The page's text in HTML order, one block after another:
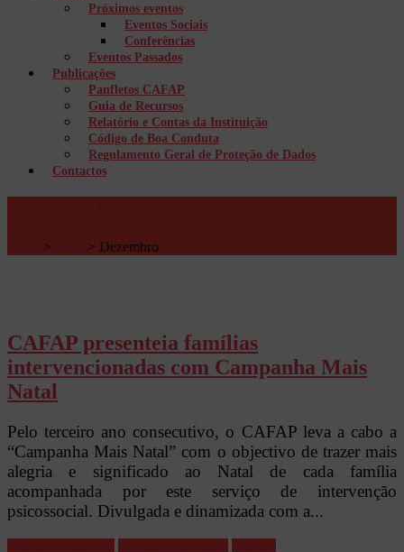
Próximos eventos
Eventos Sociais
Conferências
Eventos Passados
Publicações
Panfletos CAFAP
Guia de Recursos
Relatório e Contas da Instituição
Código de Boa Conduta
Regulamento Geral de Proteção de Dados
Contactos
> > Dezembro
CAFAP presenteia famílias
intervencionadas com Campanha Mais
Natal
Pelo terceiro ano consecutivo, o CAFAP leva a cabo a
“Campanha Mais Natal” com o objectivo de trazer mais
alegria e significado ao Natal de cada família
acompanhada por este serviço de intervenção
psicossocial. Divulgada e dinamizada com a...